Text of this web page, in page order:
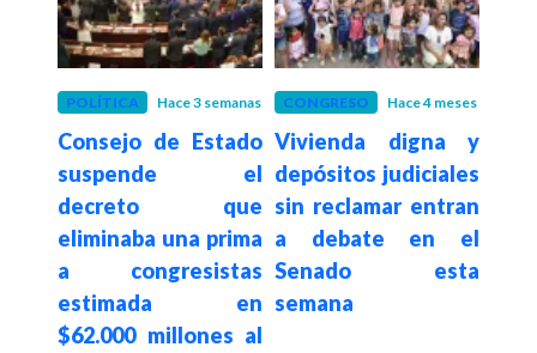
POLÍTICA Hace 3 semanas
Consejo de Estado
suspende el
decreto que
eliminaba una prima
a congresistas
estimada en
$62.000 millones al
CONGRESO Hace 4 meses
Vivienda digna y
depósitos judiciales
sin reclamar entran
a debate en el
Senado esta
semana